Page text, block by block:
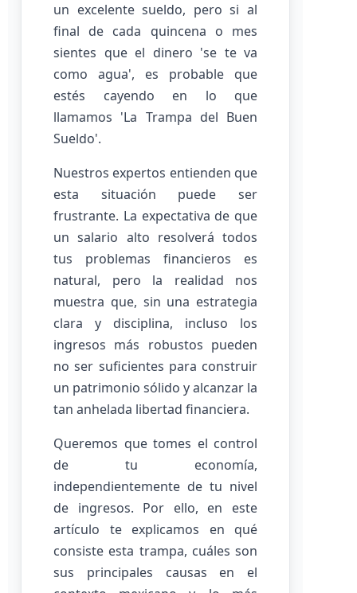
un excelente sueldo, pero si al
final de cada quincena o mes
sientes que el dinero 'se te va
como agua', es probable que
estés cayendo en lo que
llamamos 'La Trampa del Buen
Sueldo'.
Nuestros expertos entienden que
esta situación puede ser
frustrante. La expectativa de que
un salario alto resolverá todos
tus problemas financieros es
natural, pero la realidad nos
muestra que, sin una estrategia
clara y disciplina, incluso los
ingresos más robustos pueden
no ser suficientes para construir
un patrimonio sólido y alcanzar la
tan anhelada libertad financiera.
Queremos que tomes el control
de tu economía,
independientemente de tu nivel
de ingresos. Por ello, en este
artículo te explicamos en qué
consiste esta trampa, cuáles son
sus principales causas en el